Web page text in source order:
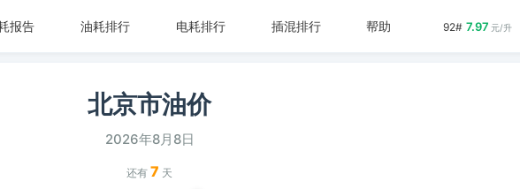
92# 7.97 元/升
报告 油耗排行 电耗排行 插混排行 帮助
北京市油价
2026年8月8日
还有 7 天